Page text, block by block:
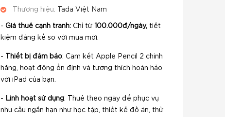
Thương hiệu: Tada Việt Nam
- Giá thuê cạnh tranh: Chỉ từ 100.000đ/ngày, tiết
kiệm đáng kể so với mua mới.
- Thiết bị đảm bảo: Cam kết Apple Pencil 2 chính
hãng, hoạt động ổn định và tương thích hoàn hảo
với iPad của bạn.
- Linh hoạt sử dụng: Thuê theo ngày để phục vụ
nhu cầu ngắn hạn như học tập, thiết kế đồ án, thử